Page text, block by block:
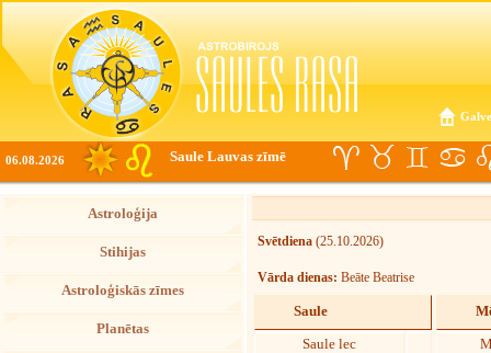
06.08.2026 Saule Lauvas zīmē
Astroloģija
Stihijas
Astroloģiskās zīmes
Planētas
Svētdiena (25.10.2026)
Vārda dienas: Beāte Beatrise
Saule
Saule lec